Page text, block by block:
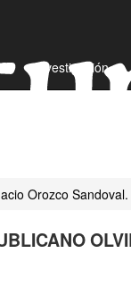
Investigación
Orozco